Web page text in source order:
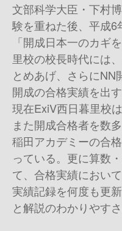
文部科学大臣・下村
験を重ねた後、平成6
「開成日本一のカギ
里校の校長時代には
とめあげ、さらにNN
開成の合格実績を出
現在ExiV西日暮里校
また開成合格者を数
稲田アカデミーの合
っている。更に算数
て、合格実績におい
実績記録を何度も更
と解説のわかりやす